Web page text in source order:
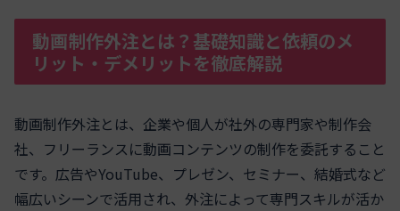
動画制作外注とは？基礎知識と依頼のメ
リット・デメリットを徹底解説
動画制作外注とは、企業や個人が社外の専門家や制作会
社、フリーランスに動画コンテンツの制作を委託すること
です。広告やYouTube、プレゼン、セミナー、結婚式など
幅広いシーンで活用され、外注によって専門スキルが活か